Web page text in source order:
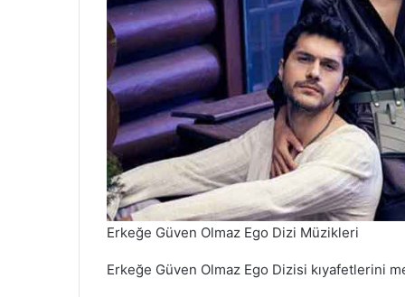
Erkeğe Güven Olmaz Ego Dizi Müzikleri
Erkeğe Güven Olmaz Ego Dizisi kıyafetlerini